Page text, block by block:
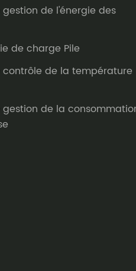
de l'énergie des
de charge Pile
de la température
de la